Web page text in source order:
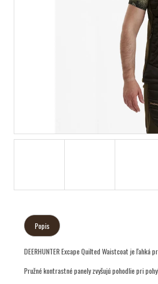
Popis
DEERHUNTER Excape Quilted Waistcoat je
Pružné kontrastné panely zvyšujú pohodlie pri